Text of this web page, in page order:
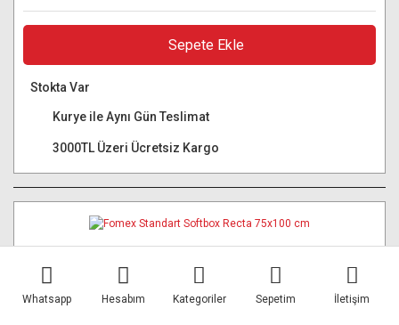
Sepete Ekle
Stokta Var
Kurye ile Aynı Gün Teslimat
3000TL Üzeri Ücretsiz Kargo
Whatsapp Hesabım Kategoriler Sepetim İletişim